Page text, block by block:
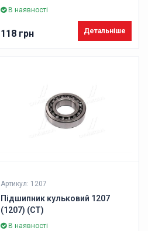
В наявності
118 грн Детальніше
Артикул: 1207
Підшипник кульковий 1207
(1207) (CT)
В наявності